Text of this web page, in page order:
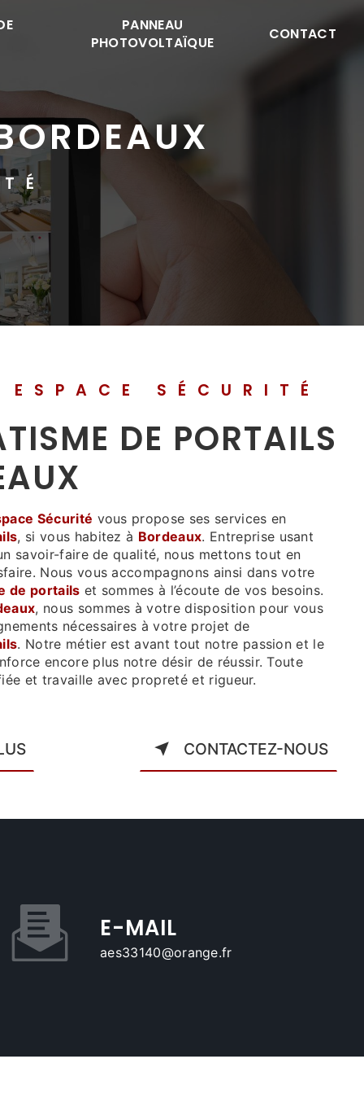
PANNEAU
PHOTOVOLTAÏQUE
CONTACT
ESPACE SÉCURITÉ
DE PORTAILS
Sécurité vous propose ses services en
, si vous habitez à Bordeaux. Entreprise usant
savoir-faire de qualité, nous mettons tout en
Nous vous accompagnons ainsi dans votre
de portails et sommes à l’écoute de vos besoins.
, nous sommes à votre disposition pour vous
nécessaires à votre projet de
. Notre métier est avant tout notre passion et le
encore plus notre désir de réussir. Toute
et travaille avec propreté et rigueur.
CONTACTEZ-NOUS
E-MAIL
aes33140@orange.fr